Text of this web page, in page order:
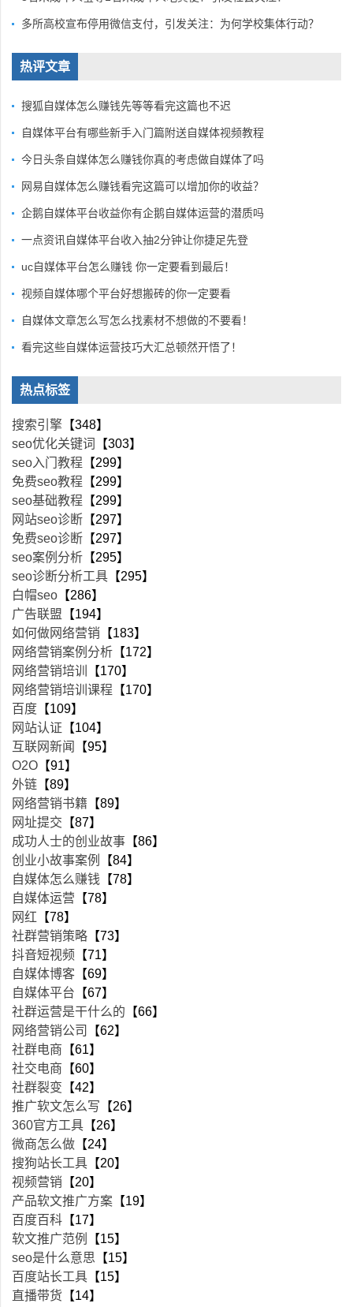
多所高校宣布停用微信支付，引发关注：为何学校集体行动？
热评文章
搜狐自媒体怎么赚钱先等等看完这篇也不迟
自媒体平台有哪些新手入门篇附送自媒体视频教程
今日头条自媒体怎么赚钱你真的考虑做自媒体了吗
网易自媒体怎么赚钱看完这篇可以增加你的收益？
企鹅自媒体平台收益你有企鹅自媒体运营的潜质吗
一点资讯自媒体平台收入抽2分钟让你捷足先登
uc自媒体平台怎么赚钱 你一定要看到最后！
视频自媒体哪个平台好想搬砖的你一定要看
自媒体文章怎么写怎么找素材不想做的不要看！
看完这些自媒体运营技巧大汇总顿然开悟了！
热点标签
搜索引擎 【348】
seo优化关键词
【303】
seo入门教程 【299】
免费seo教程 【299】
seo基础教程 【299】
网站seo诊断 【297】
免费seo诊断 【297】
seo案例分析 【295】
seo诊断分析工具 【295】
白帽seo 【286】
广告联盟 【194】
如何做网络营销 【183】
网络营销案例分析 【172】
网络营销培训
【170】
网络营销培训课程 【170】
百度 【109】
网站认证 【104】
互联网新闻
【95】
O2O 【91】
外链 【89】
网络营销书籍 【89】
网址提交 【87】
成功人士的创业故事 【86】
创业小故事案例
【84】
自媒体怎么赚钱 【78】
自媒体运营 【78】
网红 【78】
社群营销策略 【73】
抖音短视频 【71】
自媒体博客 【69】
自媒体平台 【67】
社群运营是干什么的 【66】
网络营销公司
【62】
社群电商 【61】
社交电商 【60】
社群裂变 【42】
推广软文怎么写 【26】
360官方工具 【26】
微商怎么做 【24】
搜狗站长工具 【20】
视频营销 【20】
产品软文推广方案 【19】
百度百科 【17】
软文推广范例
【15】
seo是什么意思 【15】
百度站长工具 【15】
直播带货 【14】